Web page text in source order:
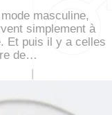
masculine,
simplement à
Et puis il y a celles
de…